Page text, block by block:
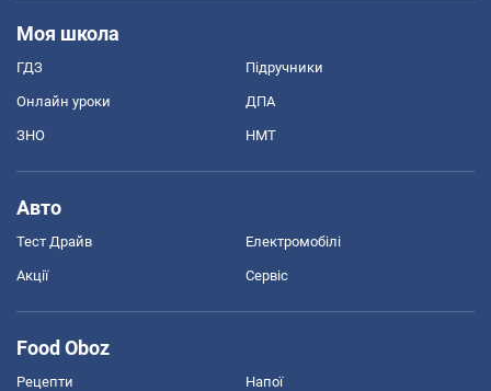
Моя школа
ГДЗ Підручники
Онлайн уроки ДПА
ЗНО НМТ
Авто
Тест Драйв Електромобілі
Акції Сервіс
Food Oboz
Рецепти Напої